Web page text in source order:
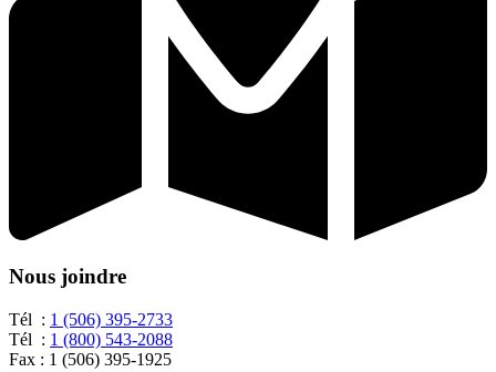
Nous joindre
Tél : 1 (506) 395-2733
Tél : 1 (800) 543-2088
Fax : 1 (506) 395-1925